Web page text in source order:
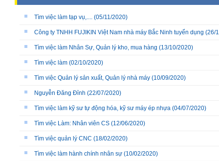
Tìm việc làm tạp vụ,.... (05/11/2020)
Công ty TNHH FUJIKIN Việt Nam nhà máy Bắc Ninh tuyển dụng (26/
Tìm việc làm Nhân Sự, Quản lý kho, mua hàng (13/10/2020)
Tìm việc làm (02/10/2020)
Tìm việc Quản lý sản xuất, Quản lý nhà máy (10/09/2020)
Nguyễn Đăng Đỉnh (22/07/2020)
Tìm việc làm kỹ sư tự động hóa, kỹ sư máy ép nhựa (04/07/2020)
Tìm việc Làm: Nhân viên CS (12/06/2020)
Tìm việc quản lý CNC (18/02/2020)
Tìm việc làm hành chính nhân sự (10/02/2020)